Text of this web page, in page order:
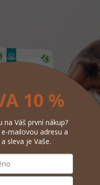
10 %
na Váš první nákup?
mailovou adresu a
sleva je Vaše.